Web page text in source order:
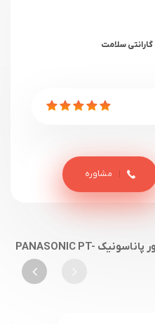
مشاوره
محصولات مشابه ویدئو پروژکتور پاناسونیک PANASONIC PT-